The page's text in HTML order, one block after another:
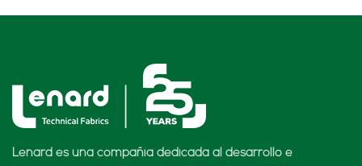
Lenard es una compañía dedicada al desarrollo e